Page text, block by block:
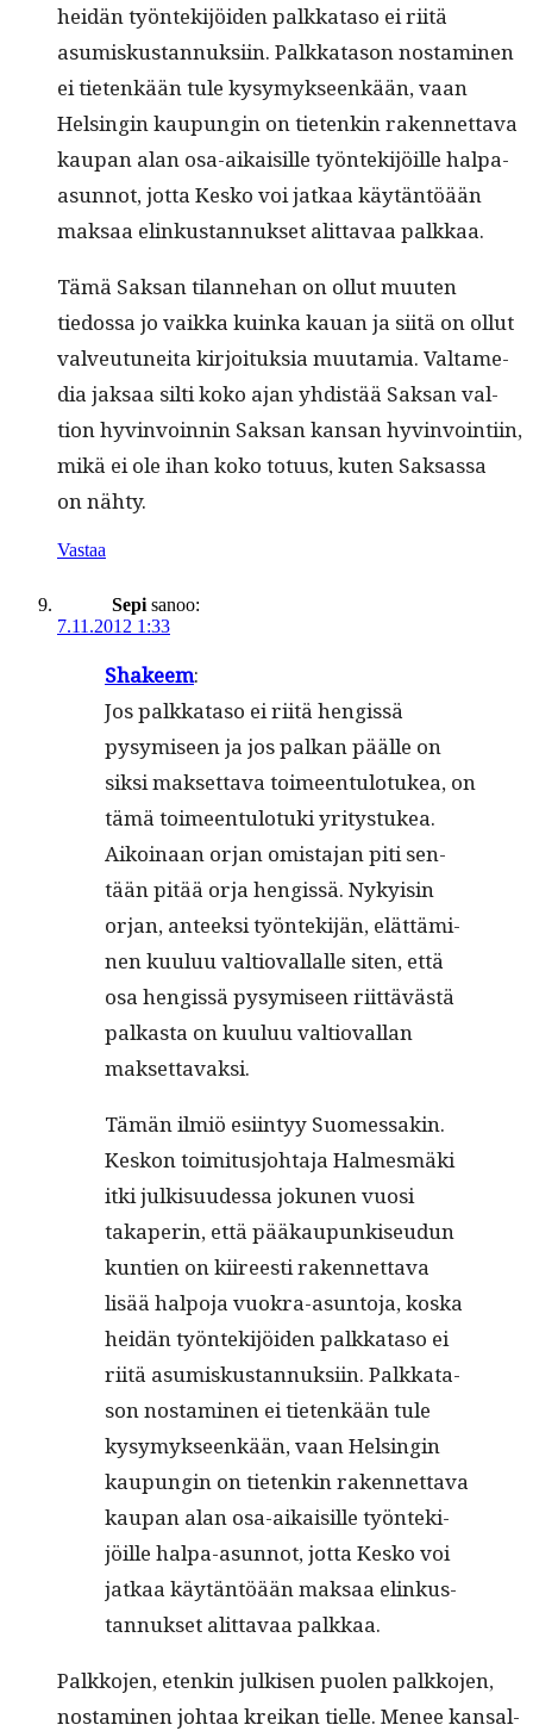
hei­dän työn­tek­i­jöi­den palkkata­so ei riitä
asumiskus­tan­nuk­si­in. Palkkata­son nos­t­a­mi­nen
ei tietenkään tule kysymyk­seenkään, vaan
Helsin­gin kaupun­gin on tietenkin raken­net­ta­va
kau­pan alan osa-aikaisille työn­tek­i­jöille hal­pa-
asun­not, jot­ta Kesko voi jatkaa käytän­töään
mak­saa elinkus­tan­nuk­set alit­tavaa palkkaa.
Tämä Sak­san tilan­nehan on ollut muuten
tiedos­sa jo vaik­ka kuin­ka kauan ja siitä on ollut
valveu­tunei­ta kir­joituk­sia muu­tamia. Val­ta­me­
dia jak­saa silti koko ajan yhdis­tää Sak­san val­
tion hyv­in­voin­nin Sak­san kansan hyv­in­voin­ti­in,
mikä ei ole ihan koko totu­us, kuten Sak­sas­sa
on nähty.
Vastaa
Sepi sanoo:
7.11.2012 1:33
Sha­keem:
Jos palkkata­so ei riitä hengis­sä
pysymiseen ja jos palkan päälle on
sik­si mak­set­ta­va toimeen­tu­lo­tukea, on
tämä toimeen­tu­lo­tu­ki yri­tys­tukea.
Aikoinaan orjan omis­ta­jan piti sen­
tään pitää orja hengis­sä. Nyky­isin
orjan, anteek­si työn­tek­i­jän, elät­tämi­
nen kuu­luu val­tio­val­lalle siten, että
osa hengis­sä pysymiseen riit­tävästä
palka­s­ta on kuu­luu val­tio­val­lan
maksettavaksi.
Tämän ilmiö esi­in­tyy Suomes­sakin.
Keskon toim­i­tusjo­hta­ja Halmes­mä­ki
itki julk­isu­udessa jokunen vuosi
takaperin, että pääkaupunkiseudun
kun­tien on kiireesti raken­net­ta­va
lisää halpo­ja vuokra-asun­to­ja, kos­ka
hei­dän työn­tek­i­jöi­den palkkata­so ei
riitä asumiskus­tan­nuk­si­in. Palkkata­
son nos­t­a­mi­nen ei tietenkään tule
kysymyk­seenkään, vaan Helsin­gin
kaupun­gin on tietenkin raken­net­ta­va
kau­pan alan osa-aikaisille työn­tek­i­
jöille hal­pa-asun­not, jot­ta Kesko voi
jatkaa käytän­töään mak­saa elinkus­
tan­nuk­set alit­tavaa palkkaa.
Palkko­jen, etenkin julkisen puolen palkko­jen,
nos­t­a­mi­nen johtaa kreikan tielle. Menee kansal­